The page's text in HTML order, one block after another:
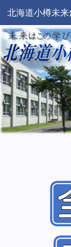
北海道小樽未